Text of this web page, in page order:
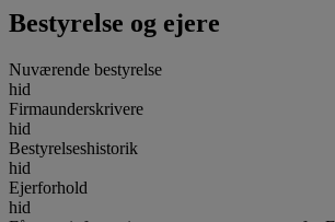
Bestyrelse og ejere
Nuværende bestyrelse
hid
Firmaunderskrivere
hid
Bestyrelseshistorik
hid
Ejerforhold
hid